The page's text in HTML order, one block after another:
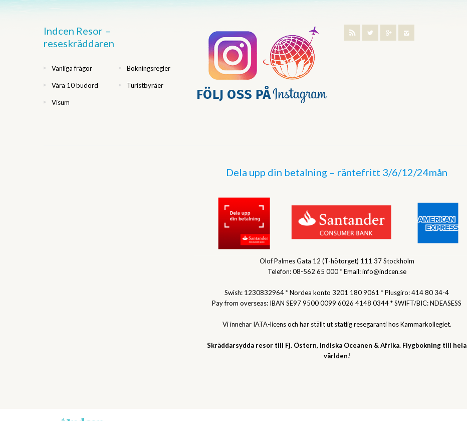
Indcen Resor –
reseskräddaren
Vanliga frågor Bokningsregler
Våra 10 budord Turistbyråer
Visum
Dela upp din betalning – räntefritt 3/6/12/24mån
Olof Palmes Gata 12 (T-hötorget) 111 37 Stockholm
Telefon: 08-562 65 000 * Email: info@indcen.se
Swish: 1230832964 * Nordea konto 3201 180 9061 * Plusgiro: 414 80 34-4
Pay from overseas: IBAN SE97 9500 0099 6026 4148 0344 * SWIFT/BIC: NDEASESS
Vi innehar IATA-licens och har ställt ut statlig resegaranti hos Kammarkollegiet.
Skräddarsydda resor till Fj. Östern, Indiska Oceanen & Afrika. Flygbokning till hela
världen!